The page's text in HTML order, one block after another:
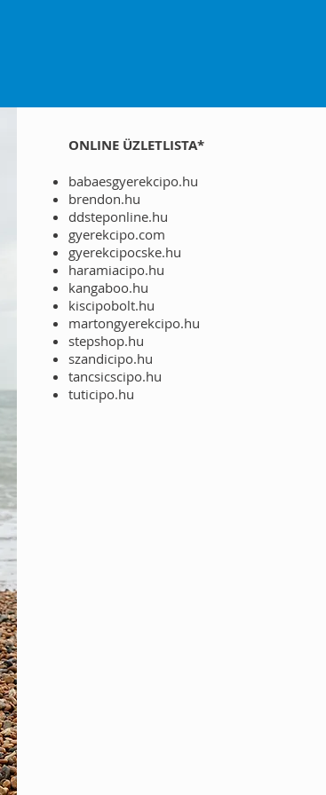
ONLINE ÜZLETLISTA*
babaesgyerekcipo.hu
brendon.hu
ddsteponline.hu
gyerekcipo.com
gyerekcipocske.hu
haramiacipo.hu
kangaboo.hu
kiscipobolt.hu
martongyerekcipo.hu
stepshop.hu
szandicipo.hu
tancsicscipo.hu
tuticipo.hu